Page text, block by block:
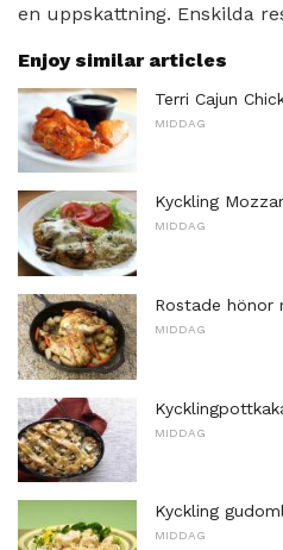
en uppskattning. Enskilda
Enjoy similar articles
Terri Cajun
MIDDAG
Kyckling
MIDDAG
Rostade
MIDDAG
MIDDAG
Kyckling
MIDDAG